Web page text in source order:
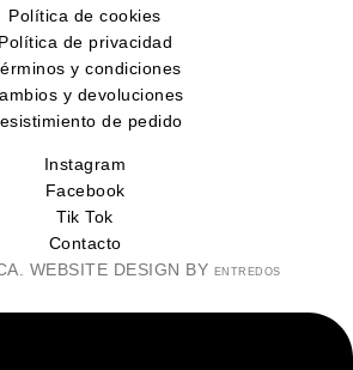
Política de cookies
Política de privacidad
y condiciones
y devoluciones
de pedido
Instagram
Facebook
Tik Tok
Contacto
WEBSITE DESIGN BY ENTREDOS